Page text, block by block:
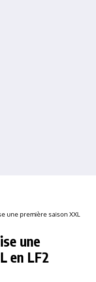
une première saison XXL
une
en LF2